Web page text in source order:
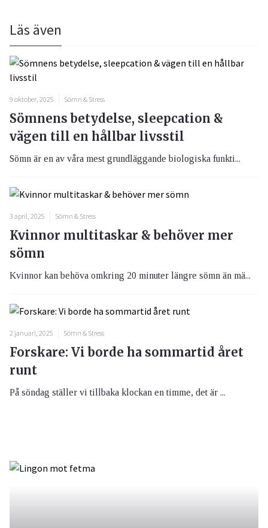
Läs även
9 oktober, 2025 Sömn & Stress
Sömnens betydelse, sleepcation &
vägen till en hållbar livsstil
Sömn är en av våra mest grundläggande biologiska funkti...
3 april, 2025 Sömn & Stress
Kvinnor multitaskar & behöver mer
sömn
Kvinnor kan behöva omkring 20 minuter längre sömn än mä...
2 januari, 2025 Sömn & Stress
Forskare: Vi borde ha sommartid året
runt
På söndag ställer vi tillbaka klockan en timme, det är ...